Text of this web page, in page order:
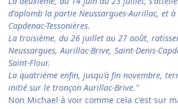
d'aplomb la partie Neussargues-Aurillac, et
Capdenac-Tessonières.
La troisième, du 26 juillet au 27 août,
Neussargues, Aurillac-Brive, Saint-Denis-
Saint-Flour.
La quatrième enfin, jusqu'à fin novembre,
initié sur le tronçon Aurillac-Brive."
Non Michael à voir comme cela c'est sur